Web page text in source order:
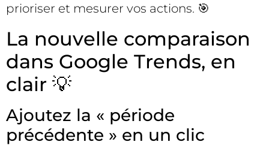
prioriser et mesurer vos actions. 🎯
La nouvelle comparaison
dans Google Trends, en
clair 💡
Ajoutez la « période
précédente » en un clic